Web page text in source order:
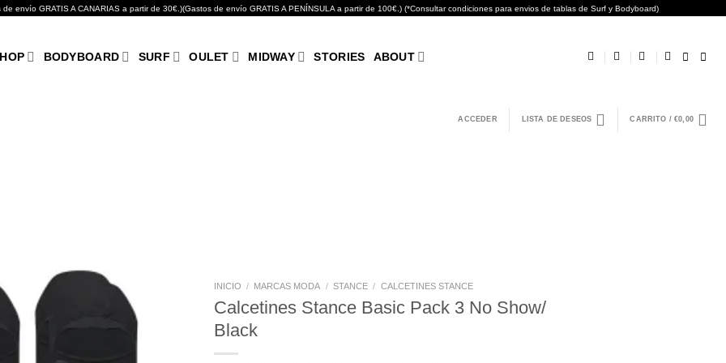
envío GRATIS A CANARIAS a partir de 30€.)(Gastos de envío GRATIS A PENÍNSULA a partir de 100€.) (*Consultar condiciones para envios de tablas de Surf y Bodyboard)
BODYBOARD SURF OULET MIDWAY STORIES ABOUT
ACCEDER LISTA DE DESEOS CARRITO /€0,00
INICIO / MARCAS MODA / STANCE / CALCETINES STANCE
Calcetines Stance Basic Pack 3 No Show/
Black